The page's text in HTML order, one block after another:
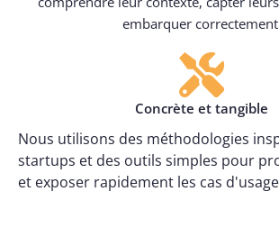
embarquer
Concrète et tangible
Nous utilisons des méthodologies
startups et des outils simples pour
et exposer rapidement les cas